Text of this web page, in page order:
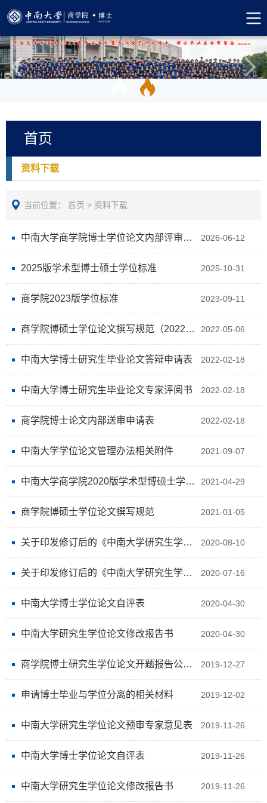
首页
资料下载
当前位置： 首页 > 资料下载
中南大学商学院博士学位论文内部评审表2026.6.12 2026-06-12
2025版学术型博士硕士学位标准 2025-10-31
商学院2023版学位标准 2023-09-11
商学院博硕士学位论文撰写规范（2022年版） 2022-05-06
中南大学博士研究生毕业论文答辩申请表 2022-02-18
中南大学博士研究生毕业论文专家评阅书 2022-02-18
商学院博士论文内部送审申请表 2022-02-18
中南大学学位论文管理办法相关附件 2021-09-07
中南大学商学院2020版学术型博硕士学位授予标准 2021-04-29
商学院博硕士学位论文撰写规范 2021-01-05
关于印发修订后的《中南大学研究生学位论文学术不端检测管理办法》的通知 2020-08-10
关于印发修订后的《中南大学研究生学位论文评审管理办法》的通知 2020-07-16
中南大学博士学位论文自评表 2020-04-30
中南大学研究生学位论文修改报告书 2020-04-30
商学院博士研究生学位论文开题报告公告模板 2019-12-27
申请博士毕业与学位分离的相关材料 2019-12-02
中南大学研究生学位论文预审专家意见表 2019-11-26
中南大学博士学位论文自评表 2019-11-26
中南大学研究生学位论文修改报告书 2019-11-26